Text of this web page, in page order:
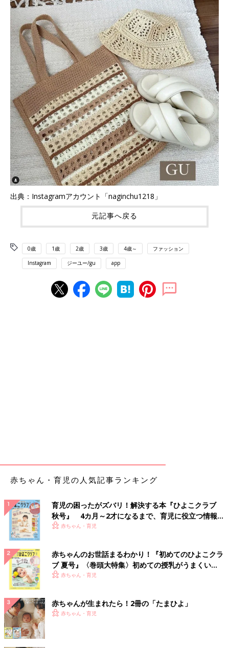
出典：Instagramアカウント「naginchu1218」
元記事へ戻る
0歳 1歳 2歳 3歳 4歳～ ファッション
Instagram ジーユー/gu app
赤ちゃん・育児の人気記事ランキング
育児の困ったがズバリ！解決する本『ひよこクラブ
秋号』 4カ月～2才になるまで、育児に役立つ情報が
いっぱい！
赤ちゃん・育児
赤ちゃんのお世話まるわかり！『初めてのひよこクラ
ブ 夏号』〈巻頭大特集〉初めての授乳がうまくい
く！ おっぱい・ミルクの基本と夏のトラブル 解決テ
赤ちゃん・育児
赤ちゃんが生まれたら！2冊の「たまひよ」
赤ちゃん・育児